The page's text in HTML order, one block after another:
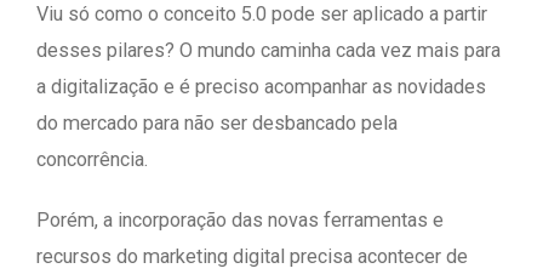
Viu só como o conceito 5.0 pode ser aplicado a partir
desses pilares? O mundo caminha cada vez mais para
a digitalização e é preciso acompanhar as novidades
do mercado para não ser desbancado pela
concorrência.
Porém, a incorporação das novas ferramentas e
recursos do marketing digital precisa acontecer de